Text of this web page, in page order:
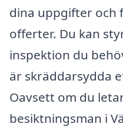
dina uppgifter och
offerter. Du kan
inspektion du
är skräddarsydda
Oavsett om du
besiktningsman i